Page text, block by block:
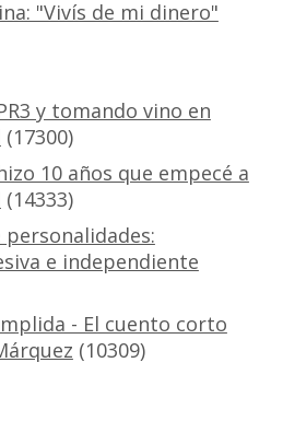
"Vivís de mi dinero"
y tomando vino en
(17300)
10 años que empecé a
(14333)
e independiente
- El cuento corto
(10309)